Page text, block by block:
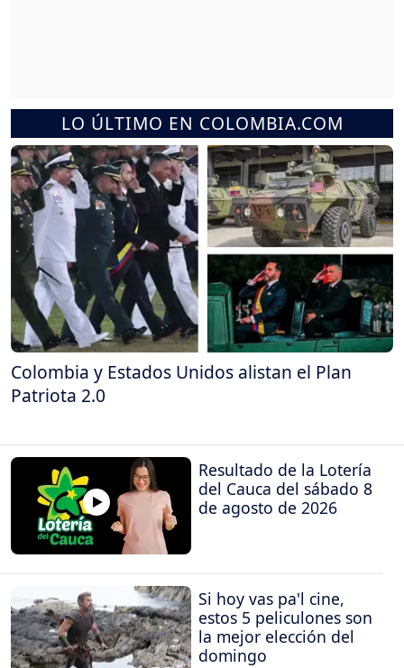
LO ÚLTIMO EN COLOMBIA.COM
Colombia y Estados Unidos alistan el Plan
Patriota 2.0
Resultado de la Lotería
del Cauca del sábado 8
de agosto de 2026
Si hoy vas pa'l cine,
estos 5 peliculones son
la mejor elección del
domingo